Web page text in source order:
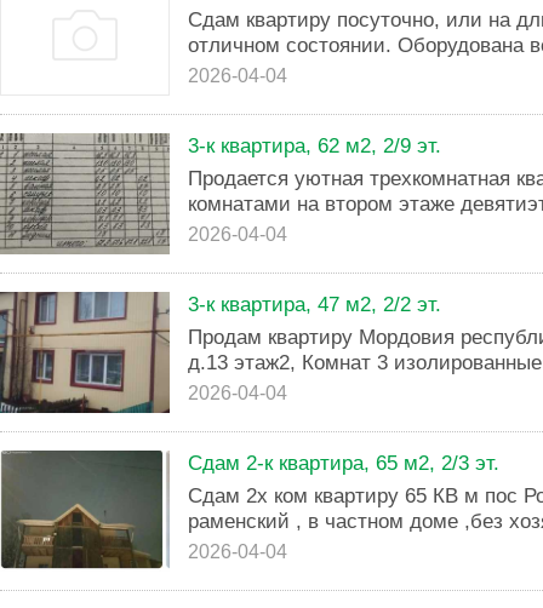
Сдам квартиру посуточно, или на
отличном состоянии. Оборудована
2026-04-04
3-к квартира, 62 м2, 2/9 эт.
Продается уютная трехкомнатная
комнатами на втором этаже
2026-04-04
3-к квартира, 47 м2, 2/2 эт.
Продам квартиру Мордовия
д.13 этаж2, Комнат 3
2026-04-04
Сдам 2-к квартира, 65 м2, 2/3 эт.
Сдам 2х ком квартиру 65 КВ м пос
раменский , в частном доме ,без
2026-04-04